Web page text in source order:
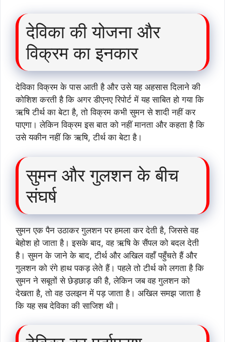
देविका की योजना और
विक्रम का इनकार
देविका विक्रम के पास आती है और उसे यह अहसास दिलाने की
कोशिश करती है कि अगर डीएनए रिपोर्ट में यह साबित हो गया कि
ऋषि टीर्थ का बेटा है, तो विक्रम कभी सुमन से शादी नहीं कर
पाएगा। लेकिन विक्रम इस बात को नहीं मानता और कहता है कि
उसे यकीन नहीं कि ऋषि, टीर्थ का बेटा है।
सुमन और गुलशन के बीच
संघर्ष
सुमन एक पैन उठाकर गुलशन पर हमला कर देती है, जिससे वह
बेहोश हो जाता है। इसके बाद, वह ऋषि के सैंपल को बदल देती
है। सुमन के जाने के बाद, टीर्थ और अखिल वहाँ पहुँचते हैं और
गुलशन को रंगे हाथ पकड़ लेते हैं। पहले तो टीर्थ को लगता है कि
सुमन ने सबूतों से छेड़छाड़ की है, लेकिन जब वह गुलशन को
देखता है, तो वह उलझन में पड़ जाता है। अखिल समझ जाता है
कि यह सब देविका की साजिश थी।